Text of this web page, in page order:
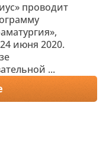
проводит
июня 2020.
...